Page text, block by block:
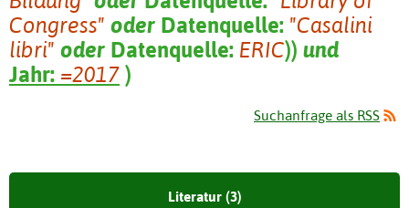
Congress" oder Datenquelle: "Casalini
libri" oder Datenquelle: ERIC)) und
Jahr: =2017 )
Suchanfrage als RSS
Literatur (3)